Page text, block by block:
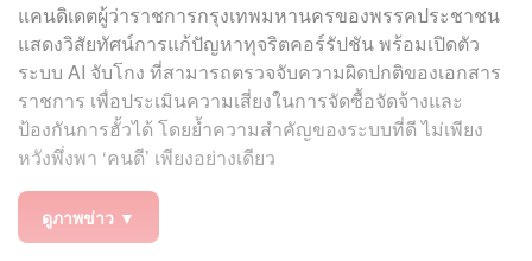
แคนดิเดตผู้ว่าราชการกรุงเทพมหานครของพรรคประชาชน
แสดงวิสัยทัศน์การแก้ปัญหาทุจริตคอร์รัปชัน พร้อมเปิดตัว
ระบบ AI จับโกง ที่สามารถตรวจจับความผิดปกติของเอกสาร
ราชการ เพื่อประเมินความเสี่ยงในการจัดซื้อจัดจ้างและ
ป้องกันการฮั้วได้ โดยย้ำความสำคัญของระบบที่ดี ไม่เพียง
หวังพึ่งพา ‘คนดี’ เพียงอย่างเดียว
ดูภาพข่าว ▼